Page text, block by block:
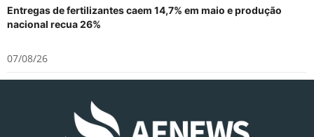
Entregas de fertilizantes caem 14,7% em maio e produção
nacional recua 26%
07/08/26